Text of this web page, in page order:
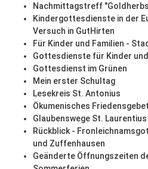
Nachmittagstreff
Kindergottesdienste in der
Versuch in GutHirten
Für Kinder und Familien -
Gottesdienste für Kinder
Gottesdienst im Grünen
Mein erster Schultag
Lesekreis St. Antonius
Ökumenisches Friedensgebet
Glaubenswege St. Laurentius
Rückblick -
und Zuffenhausen
Geänderte Öffnungszeiten